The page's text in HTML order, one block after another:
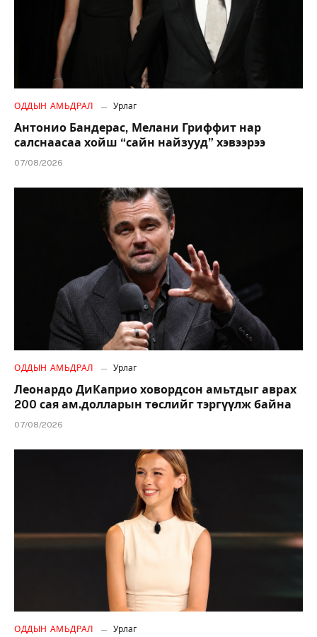
ОДДЫН АМЬДРАЛ Урлаг
Антонио Бандерас, Мелани Гриффит нар
салснаасаа хойш “сайн найзууд” хэвээрээ
07/08/2026
ОДДЫН АМЬДРАЛ Урлаг
Леонардо ДиКаприо ховордсон амьтдыг аврах
200 сая ам.долларын төслийг тэргүүлж байна
07/08/2026
ОДДЫН АМЬДРАЛ Урлаг